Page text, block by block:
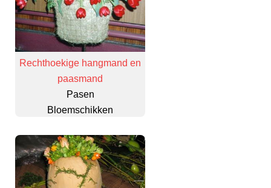
Rechthoekige hangmand en
paasmand
Pasen
Bloemschikken